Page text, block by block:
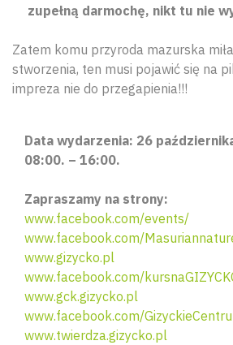
zupełną darmochę, nikt tu nie
Zatem komu przyroda mazurska
stworzenia, ten musi pojawić się na
impreza nie do przegapienia!!!
Data wydarzenia: 26
08:00. – 16:00.
Zapraszamy na strony:
www.facebook.com/events/
www.facebook.com/
www.gizycko.pl
www.facebook.com/
www.gck.gizycko.pl
www.facebook.com/
www.twierdza.gizycko.pl